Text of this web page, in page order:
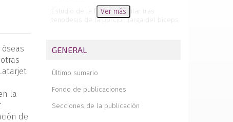
la
de
Estudio de la fatiga muscular tras
tenodesis de la porción larga del bíceps
dolor articular de hombro y rodilla.
cinco casos
Abordajes artroscópicos posteriores en
cirugía de rodilla
Inserción bífida de la porción larga del
Ver más
GENERAL
Último sumario
Fondo de publicaciones
Secciones de la publicación